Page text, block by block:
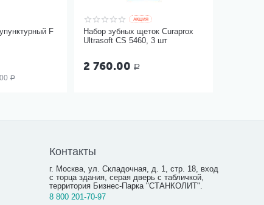
F
Р
AКЦИЯ
Набор зубных щеток Curaprox
Ultrasoft CS 5460, 3 шт
2 760.00 Р
Контакты
г. Москва, ул. Складочная, д. 1, стр. 18, вход
с торца здания, серая дверь с табличкой,
территория Бизнес-Парка "СТАНКОЛИТ".
8 800 201-70-97